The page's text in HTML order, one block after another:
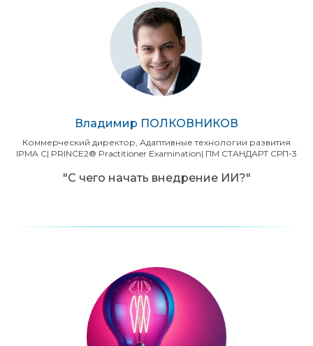
Владимир ПОЛКОВНИКОВ
Коммерческий директор, Адаптивные технологии развития
IPMA С| PRINCE2® Practitioner Examination| ПМ СТАНДАРТ СРП-3
"С чего начать внедрение ИИ?"